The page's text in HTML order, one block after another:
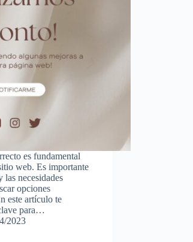
es fundamental
web. Es importante
las necesidades
opciones
este artículo te
para…
2023